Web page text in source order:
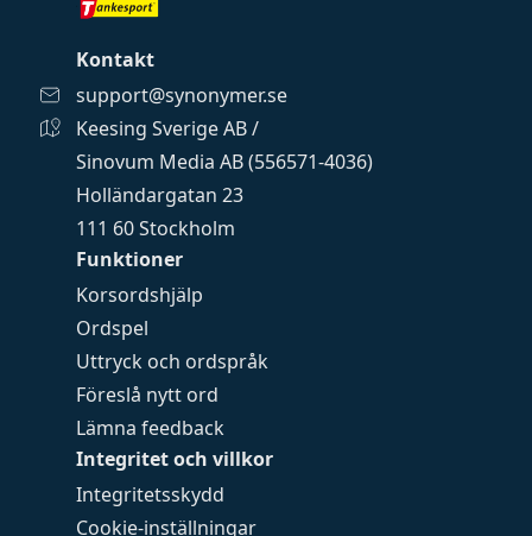
Funktioner
Korsordshjälp
Ordspel
Uttryck och ordspråk
Föreslå nytt ord
Lämna feedback
Integritet och villkor
Integritetsskydd
Cookie-inställningar
Kontakt
support@synonymer.se
Keesing Sverige AB /
Sinovum Media AB (556571-4036)
Holländargatan 23
111 60 Stockholm